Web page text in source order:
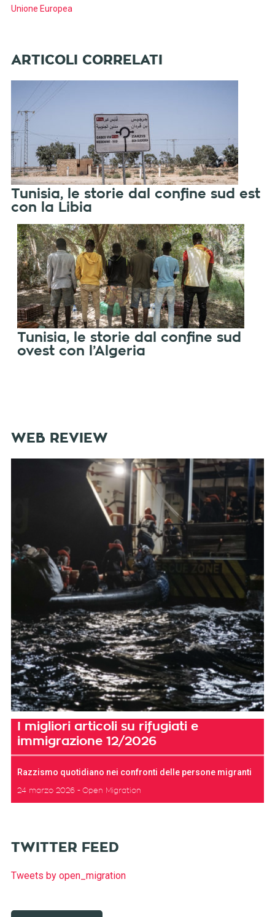
Unione Europea
Tunisia, le storie dal confine sud est
con la Libia
Tunisia, le storie dal confine sud
ovest con l’Algeria
WEB REVIEW
I migliori articoli su rifugiati e
immigrazione 12/2026
Razzismo quotidiano nei confronti delle persone migranti
24 marzo 2026 Open Migration
TWITTER FEED
Tweets by open_migration